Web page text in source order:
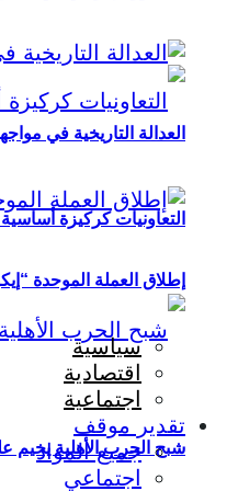
التعاونيات كركيزة
شبح الحرب الأهلية يخيم
العدالة التاريخية في
إطلاق العملة الموحدة “إيكو” في 2027.. “إيكواس” تمضي
سياسية
اقتصادية
اجتماعية
تقدير موقف
جميع المواد
اجتماعي